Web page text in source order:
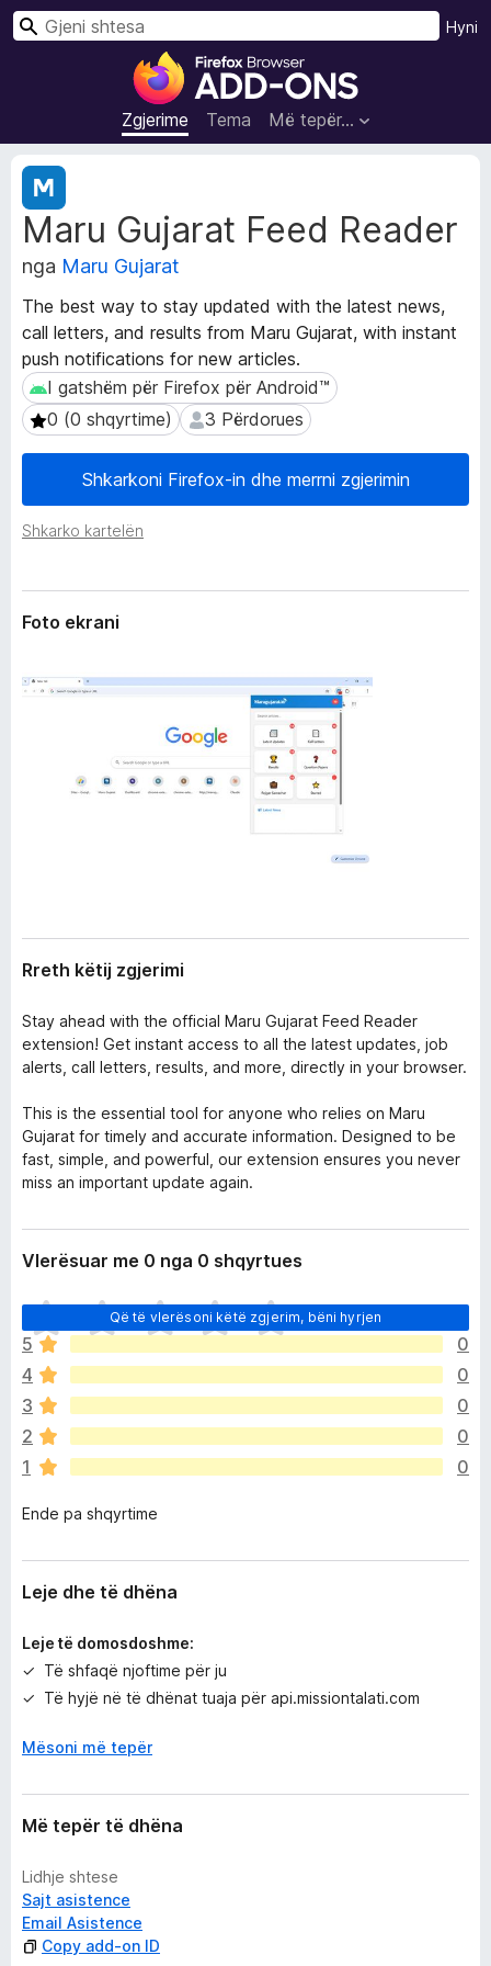
S
h
t
e
S
h
l
e
t
u
e
s
i
F
i
f
Zgjerime Tema Më tepër…
Hyni
K
Maru Gujarat Feed Reader
nga Maru Gujarat
The best way to stay updated with the latest news,
call letters, and results from Maru Gujarat, with instant
push notifications for new articles.
I gatshëm për Firefox për Android™
I gatshëm për Firefox për Android™
0 (0 shqyrtime)
0 (0 shqyrtime) 3 Përdorues
3 Përdorues
Shkarkoni Firefox-in dhe merrni zgjerimin
Shkarko kartelën
T
e
j
t
ë
h
ë
n
a
Z
g
j
r
i
m
Foto ekrani
Rreth këtij zgjerimi
Stay ahead with the official Maru Gujarat Feed Reader
extension! Get instant access to all the latest updates, job
alerts, call letters, results, and more, directly in your browser.
This is the essential tool for anyone who relies on Maru
Gujarat for timely and accurate information. Designed to be
fast, simple, and powerful, our extension ensures you never
miss an important update again.
Vlerësuar me 0 nga 0 shqyrtues
Që të vlerësoni këtë zgjerim, bëni hyrjen
E
n
d
e
p
a
v
l
r
s
i
e
5
0
4
0
3
0
2
0
1
0
Ende pa shqyrtime
Leje dhe të dhëna
Leje të domosdoshme:
Të shfaqë njoftime për ju
Të hyjë në të dhënat tuaja për api.missiontalati.com
Mësoni më tepër
Më tepër të dhëna
Lidhje shtese
Sajt asistence
Email Asistence
Copy add-on ID